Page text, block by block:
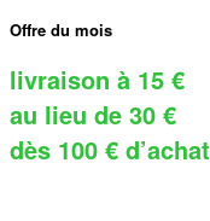
Offre du mois
livraison à 15 €
au lieu de 30 €
dès 100 € d’achat